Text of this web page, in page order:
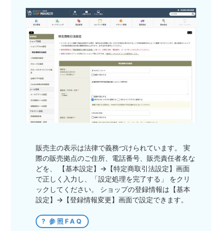
販売主の表示は法律で義務づけられています。 実
際の販売拠点のご住所、電話番号、販売責任者名な
どを、 【基本設定】→【特定商取引法設定】画面
で正しく入力し、「設定処理を完了する」 をクリ
ックしてください。 ショップの登録情報は【基本
設定】→【登録情報変更】画面で設定できます。
参照FAQ